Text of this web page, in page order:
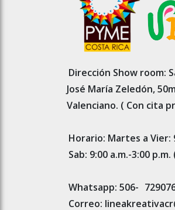
Dirección Show room:
José María Zeledón,
Valenciano. ( Con cita
Horario: Martes a Vier:
Sab: 9:00 a.m.-3:00
Whatsapp: 506-
Correo: